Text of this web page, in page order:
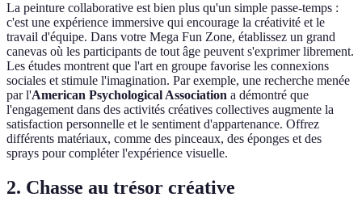
La peinture collaborative est bien plus qu'un simple passe-temps :
c'est une expérience immersive qui encourage la créativité et le
travail d'équipe. Dans votre Mega Fun Zone, établissez un grand
canevas où les participants de tout âge peuvent s'exprimer librement.
Les études montrent que l'art en groupe favorise les connexions
sociales et stimule l'imagination. Par exemple, une recherche menée
par l'American Psychological Association a démontré que
l'engagement dans des activités créatives collectives augmente la
satisfaction personnelle et le sentiment d'appartenance. Offrez
différents matériaux, comme des pinceaux, des éponges et des
sprays pour compléter l'expérience visuelle.
2. Chasse au trésor créative